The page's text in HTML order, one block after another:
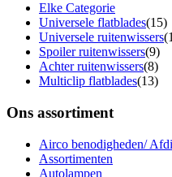
Elke Categorie
Universele flatblades(15)
Universele ruitenwissers
Spoiler ruitenwissers(9)
Achter ruitenwissers(8)
Multiclip flatblades(13)
Ons assortiment
Airco benodigheden/
Assortimenten
Autolampen